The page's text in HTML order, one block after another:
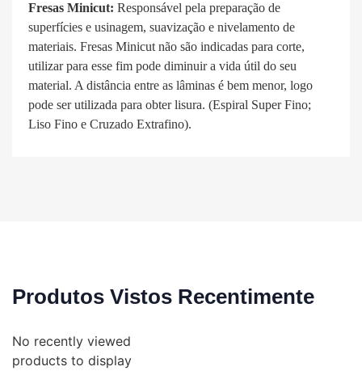
Fresas Minicut: Responsável pela preparação de
superfícies e usinagem, suavização e nivelamento de
materiais. Fresas Minicut não são indicadas para corte,
utilizar para esse fim pode diminuir a vida útil do seu
material. A distância entre as lâminas é bem menor, logo
pode ser utilizada para obter lisura. (Espiral Super Fino;
Liso Fino e Cruzado Extrafino).
Produtos Vistos Recentimente
No recently viewed
products to display